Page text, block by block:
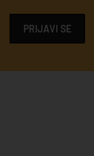
PRIJAVI SE